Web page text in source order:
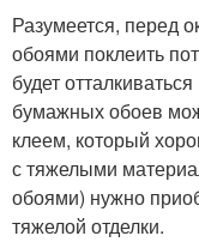
Разумеется, перед
обоями поклеить
будет
бумажных обоев
клеем, который
с тяжелыми
обоями) нужно
тяжелой отделки.